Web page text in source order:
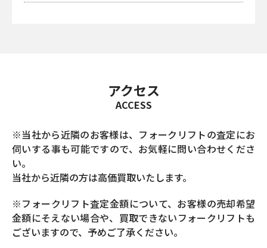
アクセス
ACCESS
※当社から近隣のお客様は、フォークリフトの査定にお
伺いする事も可能ですので、お気軽に問い合わせくださ
い。
当社から近隣の方は高価買取いたします。
※フォークリフト査定金額について、お客様の売却希望
金額にそえない場合や、買取できないフォークリフトも
ございますので、予めご了承ください。